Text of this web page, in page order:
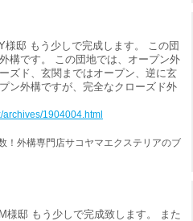
邸 もう少しで完成します。 この団
構です。 この団地では、オープン外
ズド、玄関まではオープン、逆に玄
ン外構ですが、完全なクローズド外
1904004.html
外構専門店サコヤマエクステリアのブ
様邸 もう少しで完成致します。 また